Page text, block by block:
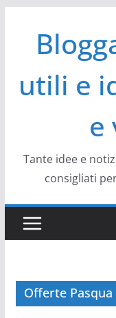
contenuto
utili e
e
Tante idee e
consigliati
Offerte